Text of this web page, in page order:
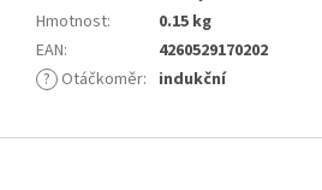
Hmotnost:
0.15 kg
EAN:
4260529170202
? Otáčkoměr: indukční
Z